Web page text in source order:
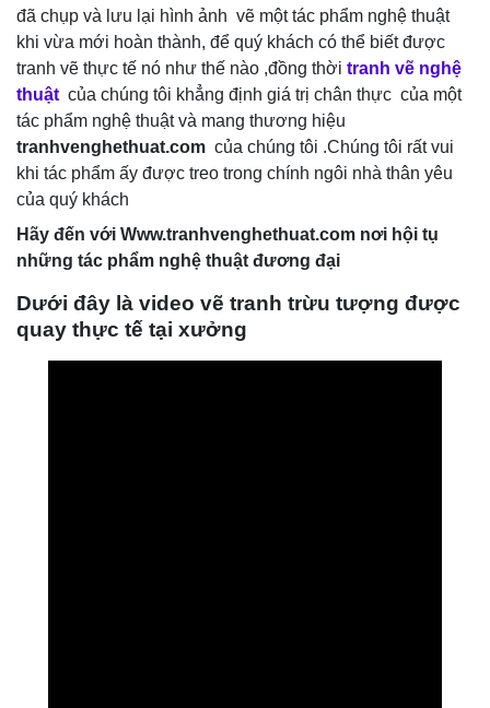
đã chụp và lưu lại hình ảnh vẽ một tác phẩm nghệ thuật
khi vừa mới hoàn thành, để quý khách có thể biết được
tranh vẽ thực tế nó như thế nào ,đồng thời tranh vẽ nghệ
thuật của chúng tôi khẳng định giá trị chân thực của một
tác phẩm nghệ thuật và mang thương hiệu
tranhvenghethuat.com của chúng tôi .Chúng tôi rất vui
khi tác phẩm ấy được treo trong chính ngôi nhà thân yêu
của quý khách
Hãy đến với Www.tranhvenghethuat.com nơi hội tụ
những tác phẩm nghệ thuật đương đại
Dưới đây là video vẽ tranh trừu tượng được
quay thực tế tại xưởng